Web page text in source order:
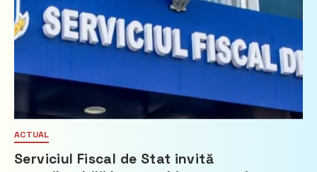
ACTUAL
Serviciul Fiscal de Stat invită